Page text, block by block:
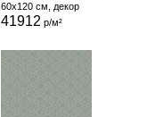
60x120 см, декор
41912 р/м²